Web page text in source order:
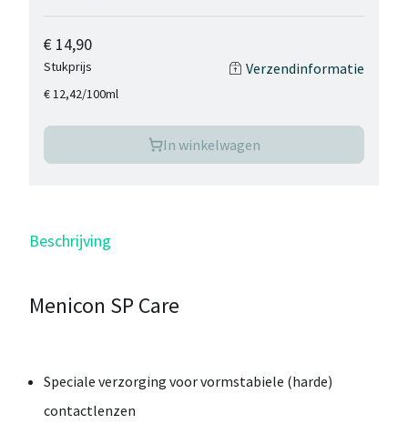
€ 14,90
Stukprijs
€ 12,42/100ml
Verzendinformatie
In winkelwagen
Beschrijving
Menicon SP Care
Speciale verzorging voorvormstabiele (harde)
contactlenzen